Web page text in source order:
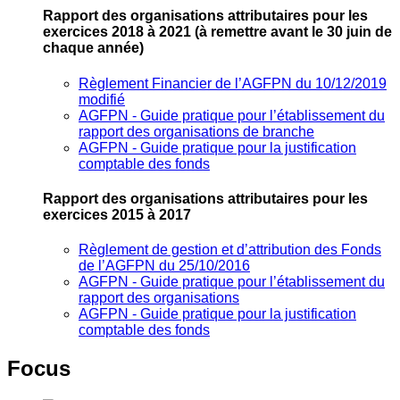
Rapport des organisations attributaires pour les
exercices 2018 à 2021 (à remettre avant le 30 juin de
chaque année)
Règlement Financier de l’AGFPN du 10/12/2019
modifié
AGFPN ‐ Guide pratique pour l’établissement du
rapport des organisations de branche
AGFPN ‐ Guide pratique pour la justification
comptable des fonds
Rapport des organisations attributaires pour les
exercices 2015 à 2017
Règlement de gestion et d’attribution des Fonds
de l’AGFPN du 25/10/2016
AGFPN ‐ Guide pratique pour l’établissement du
rapport des organisations
AGFPN ‐ Guide pratique pour la justification
comptable des fonds
Focus